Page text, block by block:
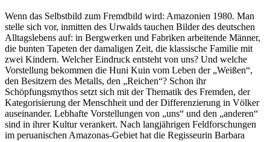
Wenn das Selbstbild zum Fremdbild wird: Amazonien 1980. Man
stelle sich vor, inmitten des Urwalds tauchen Bilder des deutschen
Alltagslebens auf: in Bergwerken und Fabriken arbeitende Männer,
die bunten Tapeten der damaligen Zeit, die klassische Familie mit
zwei Kindern. Welcher Eindruck entsteht von uns? Und welche
Vorstellung bekommen die Huni Kuin vom Leben der „Weißen“,
den Besitzern des Metalls, den „Reichen“? Schon ihr
Schöpfungsmythos setzt sich mit der Thematik des Fremden, der
Kategorisierung der Menschheit und der Differenzierung in Völker
auseinander. Lebhafte Vorstellungen von „uns“ und den „anderen“
sind in ihrer Kultur verankert. Nach langjährigen Feldforschungen
im peruanischen Amazonas-Gebiet hat die Regisseurin Barbara